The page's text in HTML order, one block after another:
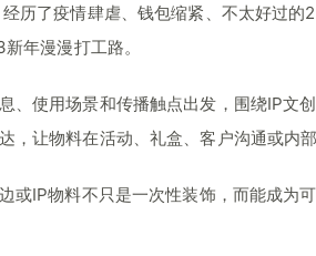
历了疫情肆虐、钱包缩紧、不太好过
年漫漫打工路。
、使用场景和传播触点出发，围绕IP文
，让物料在活动、礼盒、客户沟通或内
或IP物料不只是一次性装饰，而能成为